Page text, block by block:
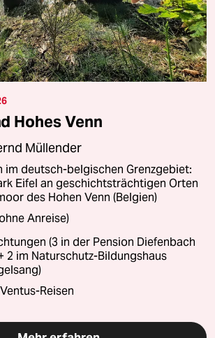
Hohes Venn
Müllender
im deutsch-belgischen Grenzgebiet:
Eifel an geschichtsträchtigen Orten
des Hohen Venn (Belgien)
Anreise)
(3 in der Pension Diefenbach
2 im Naturschutz-Bildungshaus
Reisen